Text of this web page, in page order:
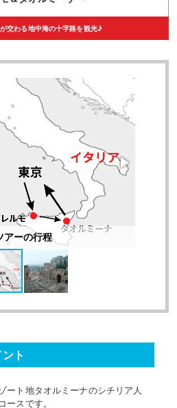
交わる地中海の十字路を観光♪
アーの行程
ト
ート地タオルミーナのシチリア人
ースです。